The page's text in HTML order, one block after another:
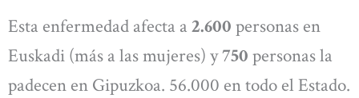
Esta enfermedad afecta a 2.600 personas en
Euskadi (más a las mujeres) y750 personas la
padecen en Gipuzkoa. 56.000 en todo el Estado.